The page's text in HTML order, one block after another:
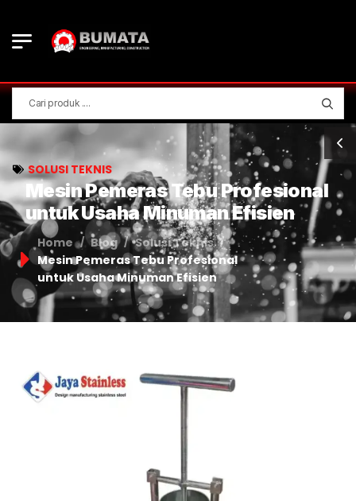
SOLUSI TEKNIS
Mesin Pemeras Tebu Profesional
untuk Usaha Minuman Efisien
Home / Blog / Solusi Teknis /
Mesin Pemeras Tebu Profesional
untuk Usaha Minuman Efisien